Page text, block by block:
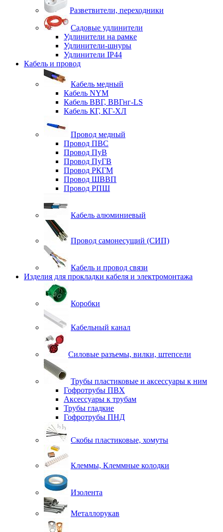
Разветвители, переходники
Садовые удлинители
Удлинители на рамке
Удлинители-шнуры
Удлинители IP44
Кабель и провод
Кабель медный
Кабель NYM
Кабель ВВГ, ВВГнг-LS
Кабель КГ, КГ-ХЛ
Провод медный
Провод ПВС
Провод ПуВ
Провод ПуГВ
Провод РКГМ
Провод ШВВП
Провод РПШ
Кабель алюминиевый
Провод самонесущий (СИП)
Кабель и провод связи
Изделия для прокладки кабеля и электромонтажа
Коробки
Кабельный канал
Силовые разъемы, вилки, штепсели
Трубы пластиковые и аксессуары к ним
Гофротрубы ПВХ
Аксессуары к трубам
Трубы гладкие
Гофротрубы ПНД
Скобы пластиковые, хомуты
Клеммы, Клеммные колодки
Изолента
Металлорукав